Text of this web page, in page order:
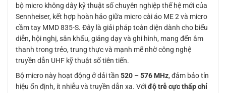
bộ micro không dây kỹ thuật số chuyên nghiệp thế hệ mới của
Sennheiser, kết hợp hoàn hảo giữa micro cài áo ME 2 và micro
cầm tay MMD 835-S. Đây là giải pháp toàn diện dành cho biểu
diễn, hội nghị, sân khấu, giảng dạy và ghi hình, mang đến âm
thanh trong trẻo, trung thực và mạnh mẽ nhờ công nghệ
truyền dẫn UHF kỹ thuật số tiên tiến.
Bộ micro này hoạt động ở dải tần 520 – 576 MHz, đảm bảo tín
hiệu ổn định, ít nhiễu và truyền dẫn xa. Vớiđộ trễ cực thấp chỉ